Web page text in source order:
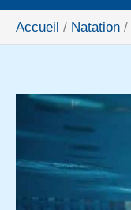
Accueil Natation